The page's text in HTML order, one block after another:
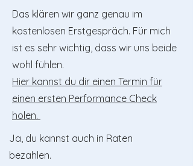
Das klären wir ganz genau im
kostenlosen Erstgespräch. Für mich
ist es sehr wichtig, dass wir uns beide
wohl fühlen.
Hier kannst du dir einen Termin für
einen ersten Performance Check
holen.
Ja, du kannst auch in Raten
bezahlen.